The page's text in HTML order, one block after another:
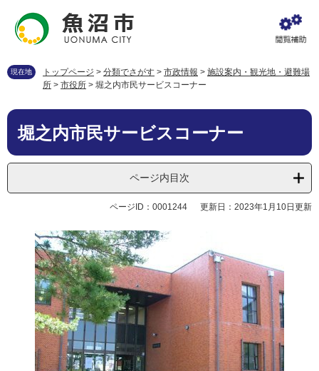
先
す
を
し
現在地 トップページ > 分類でさがす > 市政情報 > 施設案内・観光地・避難場
所 > 市役所 > 堀之内市民サービスコーナー
本
堀之内市民サービスコーナー
ページ内目次
ページID：0001244 更新日：2023年1月10日更新